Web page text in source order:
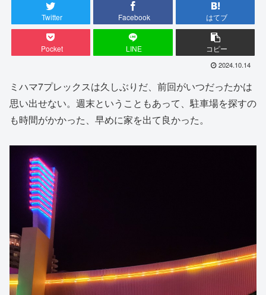
Twitter Facebook はてブ
Pocket LINE コピー
2024.10.14
ミハマ7プレックスは久しぶりだ、前回がいつだったかは
思い出せない。週末ということもあって、駐車場を探すの
も時間がかかった、早めに家を出て良かった。